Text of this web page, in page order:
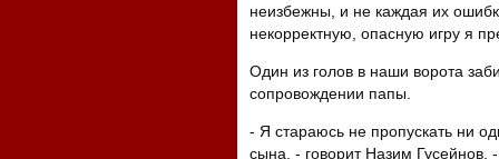
неизбежны, и не каждая их
некорректную, опасную игру я
Один из голов в наши ворота
сопровождении папы.
- Я стараюсь не пропускать ни
сына, - говорит Назим Гусейнов.